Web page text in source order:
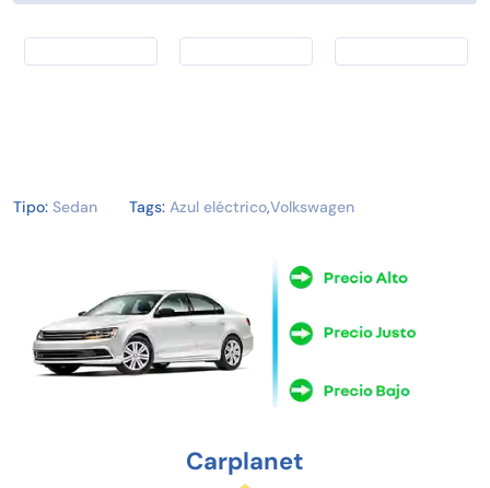
Tipo: Sedan Tags: Azul eléctrico,Volkswagen
Carplanet